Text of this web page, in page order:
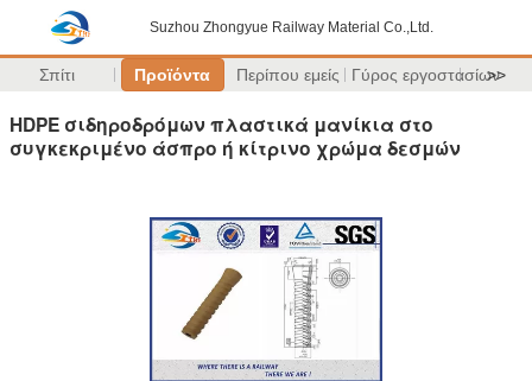
Suzhou Zhongyue Railway Material Co.,Ltd.
Σπίτι Προϊόντα Περίπου εμείς Γύρος εργοστασίων
>>
HDPE σιδηροδρόμων πλαστικά μανίκια στο
συγκεκριμένο άσπρο ή κίτρινο χρώμα δεσμών